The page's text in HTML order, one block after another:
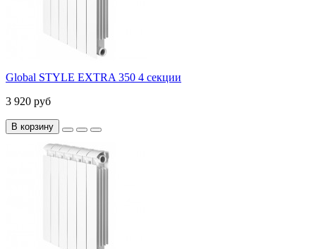
Global STYLE EXTRA 350 4 секции
3 920 руб
В корзину